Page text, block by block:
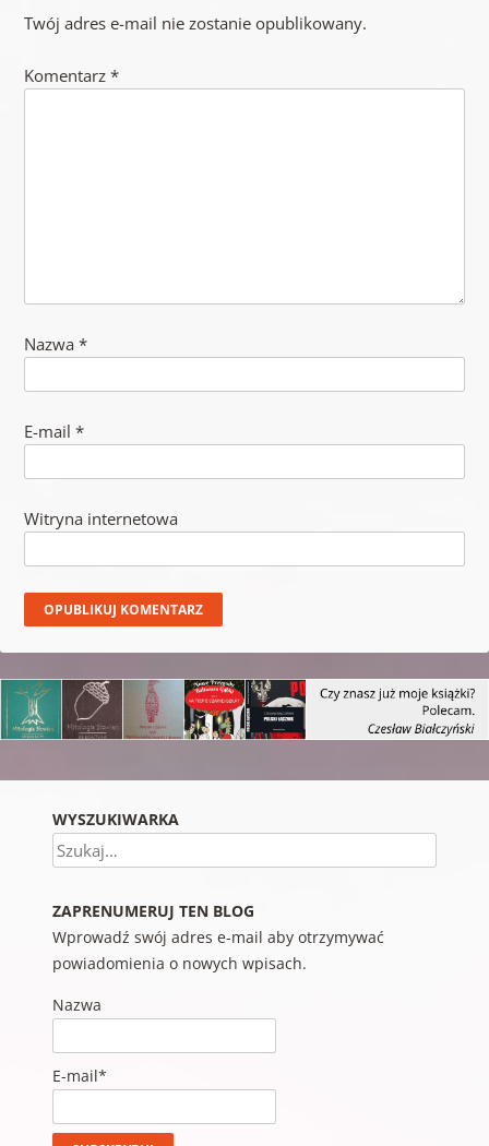
Twój adres e-mail nie zostanie opublikowany.
Komentarz *
Nazwa *
E-mail *
Witryna internetowa
WYSZUKIWARKA
Szukaj
ZAPRENUMERUJ TEN BLOG
Wprowadź swój adres e-mail aby otrzymywać
powiadomienia o nowych wpisach.
Nazwa
E-mail*